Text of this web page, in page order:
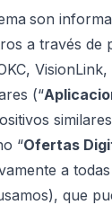
son
a través de
(“
“Ofertas
a
que